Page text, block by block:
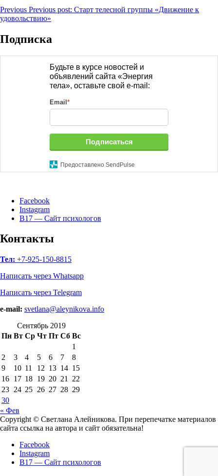
Previous Previous post: Старт телесной группы «Движение к
удовольствию»
Подписка
Будьте в курсе новостей и
объявлений сайта «Энергия
тела», оставьте свой e-mail:
Email*
Подписаться
Предоставлено SendPulse
Facebook
Instagram
B17 — Сайт психологов
Контакты
Тел: +7-925-150-8815
Написать через Whatsapp
Написать через Telegram
e-mail: svetlana@aleynikova.info
Сентябрь 2019
Пн Вт Ср Чт Пт Сб Вс
1
2
3 4 5 6 7
8
9
10 11 12 13 14 15
16 17 18 19 20 21
22
23 24 25 26 27 28 29
30
« Фев
Copyright © Светлана Алейникова. При перепечатке материалов
сайта ссылка на автора и сайт обязательна!
Facebook
Instagram
B17 — Сайт психологов